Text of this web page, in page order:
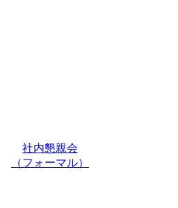
社内懇親会
（フォーマル）